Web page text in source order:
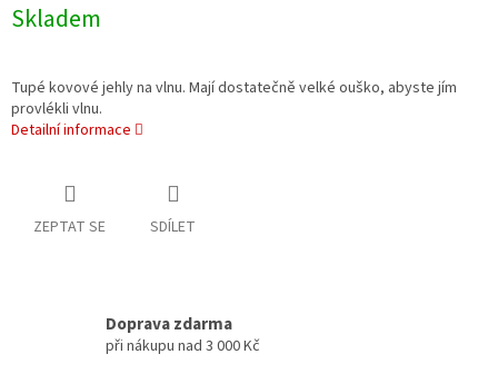
Skladem
Tupé kovové jehly na vlnu. Mají dostatečně velké ouško, abyste jím
provlékli vlnu.
Detailní informace
ZEPTAT SE SDÍLET
Doprava zdarma
při nákupu nad 3 000 Kč